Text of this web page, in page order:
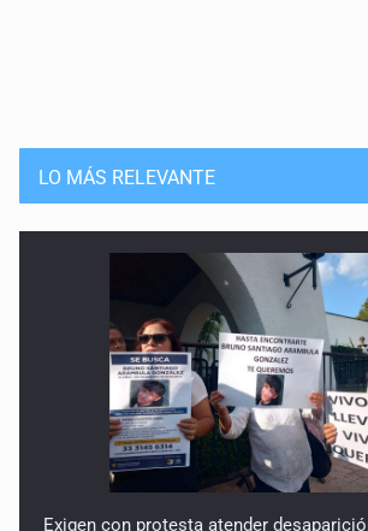
12 de Febrero de 2026
Caída de remesas e incertidumbre
Venezuela y el reordenamiento migratorio
15 de Enero de 2026
LO MÁS RELEVANTE
Exigen con protesta atender